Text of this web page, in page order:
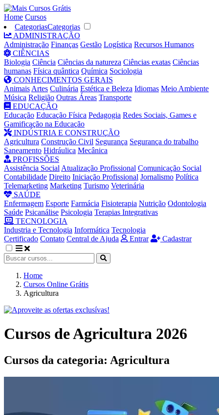
Home Cursos
CategoriasCategorias
ADMINISTRAÇÃO
Administração Finanças Gestão Logística Recursos Humanos
CIÊNCIAS
Biologia Ciência Ciências da natureza Ciências exatas Ciências
humanas Física quântica Química Sociologia
CONHECIMENTOS GERAIS
Animais Artes Culinária Estética e Beleza Idiomas Meio Ambiente
Música Religião Outras Áreas Transporte
EDUCAÇÃO
Educação Educação Física Pedagogia Redes Sociais, Games e
Gamificação na Educação
INDÚSTRIA E CONSTRUÇÃO
Agricultura Construção Civil Segurança Segurança do trabalho
Saneamento Hidráulica Mecânica
PROFISSÕES
Assistência Social Atualização Profissional Comunicação Social
Contabilidade Direito Iniciação Profissional Jornalismo Política
Telemarketing Marketing Turismo Veterinária
SAÚDE
Enfermagem Esporte Farmácia Fisioterapia Nutrição Odontologia
Saúde Psicanálise Psicologia Terapias Integrativas
TECNOLOGIA
Industria e Tecnologia Informática Tecnologia
Certificado Contato Central de Ajuda Entrar Cadastrar
Home
Cursos Online Grátis
Agricultura
Cursos de Agricultura 2026
Cursos da categoria: Agricultura